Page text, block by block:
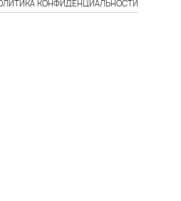
КОНФИДЕНЦИАЛЬНОСТИ